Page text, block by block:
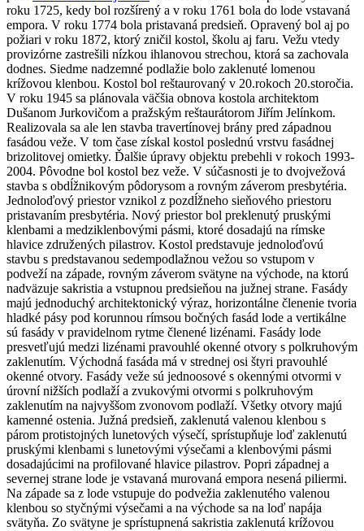
roku 1725, kedy bol rozšírený a v roku 1761 bola do lode vstavaná
empora. V roku 1774 bola pristavaná predsieň. Opravený bol aj po
požiari v roku 1872, ktorý zničil kostol, školu aj faru. Vežu vtedy
provizórne zastrešili nízkou ihlanovou strechou, ktorá sa zachovala
dodnes. Siedme nadzemné podlažie bolo zaklenuté lomenou
krížovou klenbou. Kostol bol reštaurovaný v 20.rokoch 20.storočia.
V roku 1945 sa plánovala väčšia obnova kostola architektom
Dušanom Jurkovičom a pražským reštaurátorom Jiřím Jelínkom.
Realizovala sa ale len stavba travertínovej brány pred západnou
fasádou veže. V tom čase získal kostol poslednú vrstvu fasádnej
brizolitovej omietky. Ďalšie úpravy objektu prebehli v rokoch 1993-
2004. Pôvodne bol kostol bez veže. V súčasnosti je to dvojvežová
stavba s obdĺžnikovým pôdorysom a rovným záverom presbytéria.
Jednoloďový priestor vznikol z pozdĺžneho sieňového priestoru
pristavaním presbytéria. Nový priestor bol preklenutý pruskými
klenbami a medziklenbovými pásmi, ktoré dosadajú na rímske
hlavice združených pilastrov. Kostol predstavuje jednoloďovú
stavbu s predstavanou sedempodlažnou vežou so vstupom v
podveží na západe, rovným záverom svätyne na východe, na ktorú
nadväzuje sakristia a vstupnou predsieňou na južnej strane. Fasády
majú jednoduchý architektonický výraz, horizontálne členenie tvoria
hladké pásy pod korunnou rímsou bočných fasád lode a vertikálne
sú fasády v pravidelnom rytme členené lizénami. Fasády lode
presvetľujú medzi lizénami pravouhlé okenné otvory s polkruhovým
zaklenutím. Východná fasáda má v strednej osi štyri pravouhlé
okenné otvory. Fasády veže sú jednoosové s okennými otvormi v
úrovní nižších podlaží a zvukovými otvormi s polkruhovým
zaklenutím na najvyššom zvonovom podlaží. Všetky otvory majú
kamenné ostenia. Južná predsieň, zaklenutá valenou klenbou s
párom protistojných lunetových výsečí, sprístupňuje loď zaklenutú
pruskými klenbami s lunetovými výsečami a klenbovými pásmi
dosadajúcimi na profilované hlavice pilastrov. Popri západnej a
severnej strane lode je vstavaná murovaná empora nesená piliermi.
Na západe sa z lode vstupuje do podvežia zaklenutého valenou
klenbou so styčnými výsečami a na východe sa na loď napája
svätyňa. Zo svätyne je sprístupnená sakristia zaklenutá krížovou